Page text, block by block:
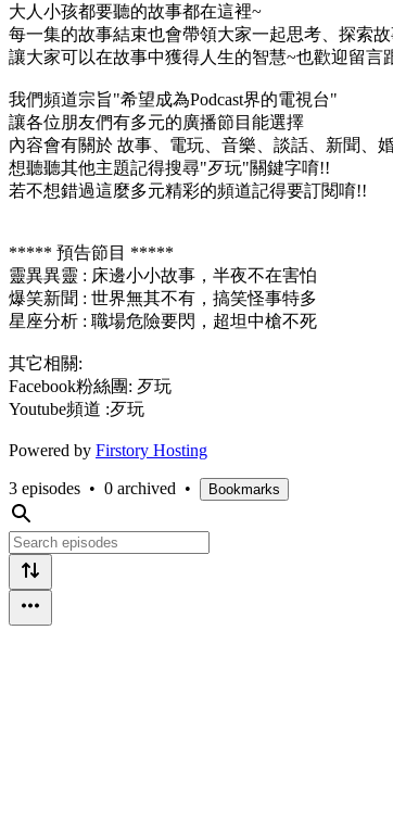
大人小孩都要聽的故事都在這裡~
每一集的故事結束也會帶領大家一起思考、探索故
讓大家可以在故事中獲得人生的智慧~也歡迎留言
我們頻道宗旨"希望成為Podcast界的電視台"
讓各位朋友們有多元的廣播節目能選擇
內容會有關於 故事、電玩、音樂、談話、新聞、
想聽聽其他主題記得搜尋"歹玩"關鍵字唷!!
若不想錯過這麼多元精彩的頻道記得要訂閱唷!!
***** 預告節目 *****
靈異異靈 : 床邊小小故事，半夜不在害怕
爆笑新聞 : 世界無其不有，搞笑怪事特多
星座分析 : 職場危險要閃，超坦中槍不死
其它相關:
Facebook粉絲團: 歹玩
Youtube頻道 :歹玩
Powered by Firstory Hosting
3 episodes • 0 archived • Bookmarks